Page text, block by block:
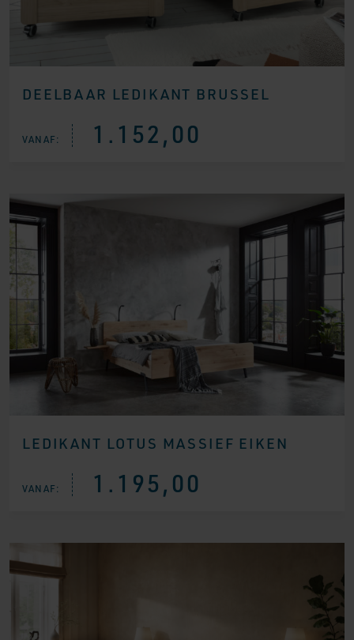
DEELBAAR LEDIKANT BRUSSEL
VANAF: 1.152,00
LEDIKANT LOTUS MASSIEF EIKEN
VANAF: 1.195,00